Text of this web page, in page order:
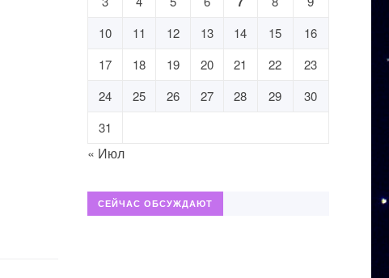
10
11 12 13 14 15
16
17
18 19 20 21 22
23
24
25 26 27 28 29
30
31
« Июл
СЕЙЧАС ОБСУЖДАЮТ